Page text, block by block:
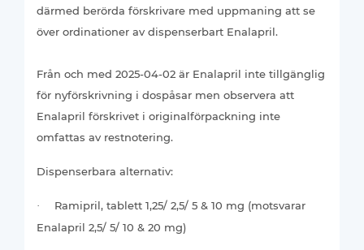
därmed berörda förskrivare med uppmaning att se
över ordinationer av dispenserbart Enalapril.
Från och med 2025-04-02 är Enalapril inte tillgänglig
för nyförskrivning i dospåsar men observera att
Enalapril förskrivet i originalförpackning inte
omfattas av restnotering.
Dispenserbara alternativ:
·
Ramipril, tablett 1,25/ 2,5/ 5 & 10 mg (motsvarar
Enalapril 2,5/ 5/ 10 & 20 mg)